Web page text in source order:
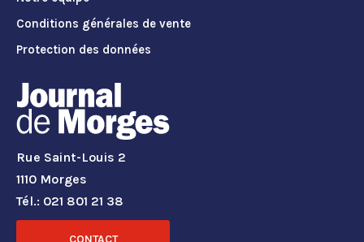
Conditions générales de vente
Protection des données
Rue Saint-Louis 2
1110 Morges
Tél.: 021 801 21 38
CONTACT